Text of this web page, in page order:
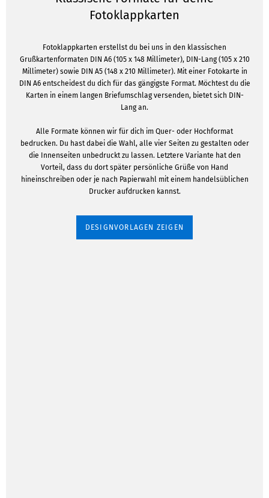
Fotoklappkarten
Fotoklappkarten erstellst du bei uns in den klassischen
Grußkartenformaten DIN A6 (105 x 148 Millimeter), DIN-Lang (105 x 210
Millimeter) sowie DIN A5 (148 x 210 Millimeter). Mit einer Fotokarte in
DIN A6 entscheidest du dich für das gängigste Format. Möchtest du die
Karten in einem langen Briefumschlag versenden, bietet sich DIN-
Lang an.
Alle Formate können wir für dich im Quer- oder Hochformat
bedrucken. Du hast dabei die Wahl, alle vier Seiten zu gestalten oder
die Innenseiten unbedruckt zu lassen. Letztere Variante hat den
Vorteil, dass du dort später persönliche Grüße von Hand
hineinschreiben oder je nach Papierwahl mit einem handelsüblichen
Drucker aufdrucken kannst.
DESIGNVORLAGEN ZEIGEN